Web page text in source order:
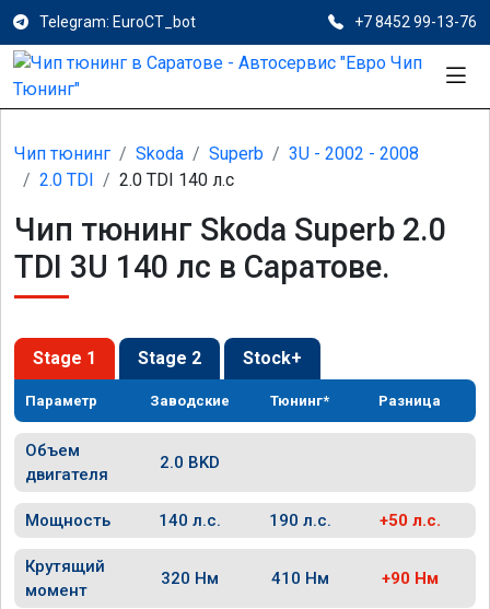
Telegram: EuroCT_bot +7 8452 99-13-76
Чип тюнинг Skoda Superb
3U - 2002 - 2008
2.0 TDI
2.0 TDI 140 л.с
Чип тюнинг Skoda Superb 2.0
TDI 3U 140 лс в Саратове.
Stage 1 Stage 2 Stock+
Параметр Заводские Тюнинг* Разница
Объем
двигателя
2.0 BKD
Мощность 140 л.с. 190 л.с. +50 л.с.
Крутящий
момент
320 Нм 410 Нм +90 Нм